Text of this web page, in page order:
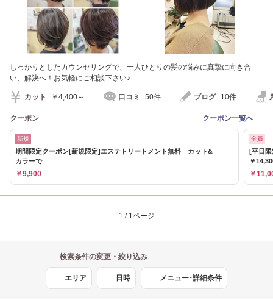
しっかりとしたカウンセリングで、一人ひとりの髪の悩みに真摯に向き合
い、解決へ！お気軽にご相談下さい♪
カット ￥4,400～ 口コミ 50件 ブログ 10件
クーポン クーポン一覧へ
新規
期間限定クーポン[新規限定]エステトリートメント無料 カット&
カラーで
￥9,900
全員
[平日限
￥
￥
1 / 1ページ
検索条件の変更・絞り込み
エリア 日時 メニュー･詳細条件